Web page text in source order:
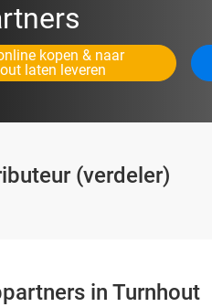
kopen & naar
laten leveren
(verdeler)
in Turnhout